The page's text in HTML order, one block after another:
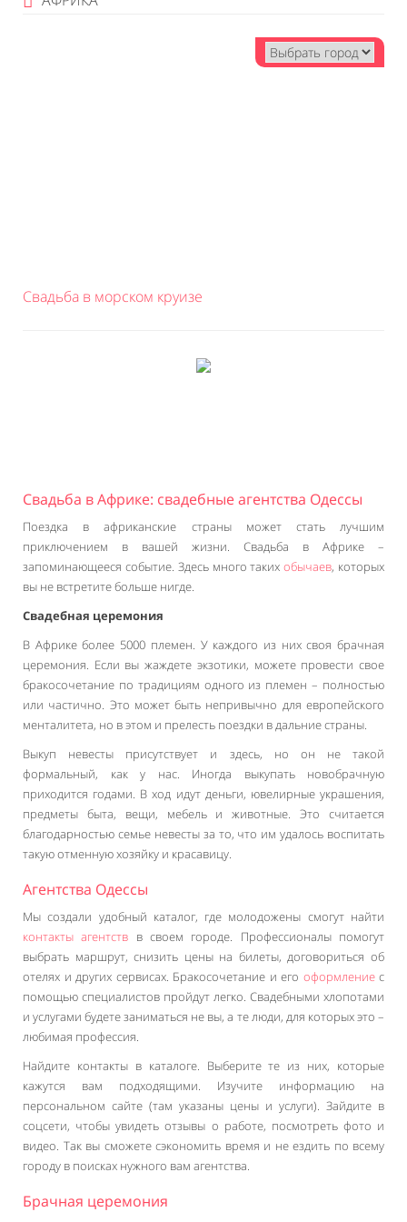
Свадьба в морском круизе
Свадьба в Африке: свадебные агентства Одессы
Поездка в африканские страны может стать лучшим
приключением в вашей жизни. Свадьба в Африке –
запоминающееся событие. Здесь много такихобычаев, которых
вы не встретите больше нигде.
Свадебная церемония
В Африке более 5000 племен. У каждого из них своя брачная
церемония. Если вы жаждете экзотики, можете провести свое
бракосочетание по традициям одного из племен – полностью
или частично. Это может быть непривычно для европейского
менталитета, но в этом и прелесть поездки в дальние страны.
Выкуп невесты присутствует и здесь, но он не такой
формальный, как у нас. Иногда выкупать новобрачную
приходится годами. В ход идут деньги, ювелирные украшения,
предметы быта, вещи, мебель и животные. Это считается
благодарностью семье невесты за то, что им удалось воспитать
такую отменную хозяйку и красавицу.
Агентства Одессы
Мы создали удобный каталог, где молодожены смогут найти
контакты агентств в своем городе. Профессионалы помогут
выбрать маршрут, снизить цены на билеты, договориться об
отелях и других сервисах. Бракосочетание и его оформлениес
помощью специалистов пройдут легко. Свадебными хлопотами
и услугами будете заниматься не вы, а те люди, для которых это –
любимая профессия.
Найдите контакты в каталоге. Выберите те из них, которые
кажутся вам подходящими. Изучите информацию на
персональном сайте (там указаны цены и услуги). Зайдите в
соцсети, чтобы увидеть отзывы о работе, посмотреть фото и
видео. Так вы сможете сэкономить время и не ездить по всему
городу в поисках нужного вам агентства.
Брачная церемония